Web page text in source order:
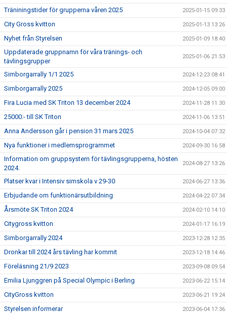
Träniningstider för grupperna våren 2025 2025-01-15 09:33
City Gross kvitton 2025-01-13 13:26
Nyhet från Styrelsen 2025-01-09 18:40
Uppdaterade gruppnamn för våra tränings- och
tävlingsgrupper
2025-01-06 21:53
Simborgarrally 1/1 2025 2024-12-23 08:41
Simborgarrally 2025 2024-12-05 09:00
Fira Lucia med SK Triton 13 december 2024 2024-11-28 11:30
25000:- till SK Triton 2024-11-06 13:51
Anna Andersson går i pension 31 mars 2025 2024-10-04 07:32
Nya funktioner i medlemsprogrammet 2024-09-30 16:58
Information om gruppsystem för tävlingsgrupperna, hösten
2024.
2024-08-27 13:26
Platser kvar i Intensiv simskola v 29-30 2024-06-27 13:36
Erbjudande om funktionärsutbildning 2024-04-22 07:34
Årsmöte SK Triton 2024 2024-02-10 14:10
Citygross kvitton 2024-01-17 16:19
Simborgarrally 2024 2023-12-28 12:35
Dronkar till 2024 års tävling har kommit 2023-12-18 14:46
Föreläsning 21/9 2023 2023-09-08 09:54
Emilia Ljunggren på Special Olympic i Berling 2023-06-22 15:14
CityGross kvitton 2023-06-21 19:24
Styrelsen informerar 2023-06-04 17:36